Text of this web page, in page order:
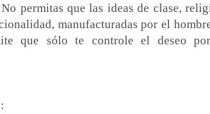
permitas que las ideas de clase,
manufacturadas por el
que sólo te controle el deseo